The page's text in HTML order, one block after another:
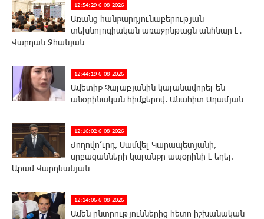
12:54:29 6-08-2026
Առանց հանքարդյունաբերության
տեխնոլոգիական առաջընթացն անհնար է․
Վարդան Ջհանյան
12:44:19 6-08-2026
Ավետիք Չալաբյանին կալանավորել են
անօրինական հիմքերով. Անահիտ Ադամյան
12:16:02 6-08-2026
Ժողովո՛ւրդ, Սամվել Կարապետյանի,
սրբազանների կալանքը ապօրինի է եղել.
Արամ Վարդևանյան
12:14:06 6-08-2026
Ամեն ընտրություններից հետո իշխանական